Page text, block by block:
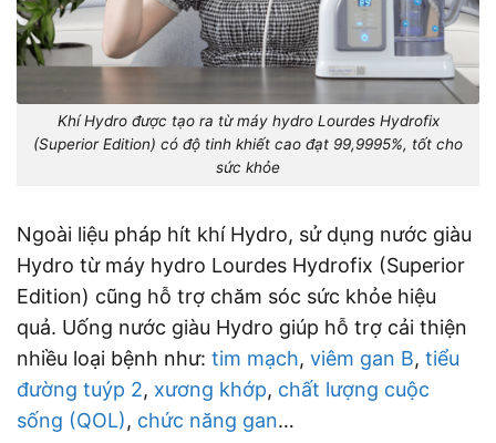
Khí Hydro được tạo ra từ máy hydro Lourdes Hydrofix
(Superior Edition) có độ tinh khiết cao đạt 99,9995%, tốt cho
sức khỏe
Ngoài liệu pháp hít khí Hydro, sử dụng nước giàu
Hydro từ máy hydro Lourdes Hydrofix (Superior
Edition) cũng hỗ trợ chăm sóc sức khỏe hiệu
quả. Uống nước giàu Hydro giúp hỗ trợ cải thiện
nhiều loại bệnh như: tim mạch, viêm gan B, tiểu
đường tuýp 2, xương khớp, chất lượng cuộc
sống (QOL), chức năng gan…